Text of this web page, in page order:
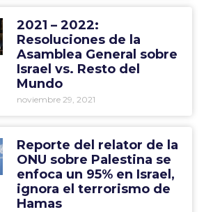
2021 – 2022:
Resoluciones de la
Asamblea General sobre
Israel vs. Resto del
Mundo
noviembre 29, 2021
Reporte del relator de la
ONU sobre Palestina se
enfoca un 95% en Israel,
ignora el terrorismo de
Hamas